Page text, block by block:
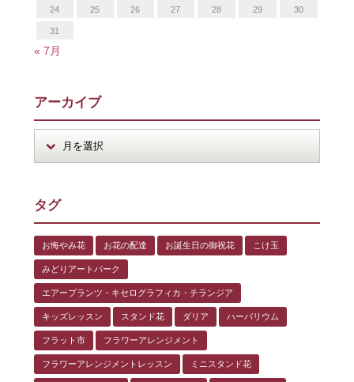
24 25 26 27 28 29 30
31
« 7月
アーカイブ
タグ
お悔やみ花 お花の配達 お誕生日の御祝花 こけ玉
みどりアートパーク
エアープランツ・キセログラフィカ・チランジア
キッズレッスン スタンド花 ダリア ハーバリウム
フラット市 フラワーアレンジメント
フラワーアレンジメントレッスン ミニスタンド花